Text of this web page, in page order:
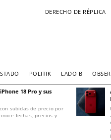
DERECHO DE RÉPLICA
POLITIK LADO B
18 Pro y sus
subidas de precio por
fechas, precios y